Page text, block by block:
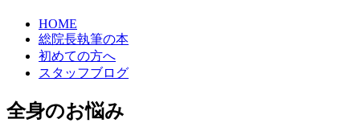
HOME
総院長執筆の本
初めての方へ
スタッフブログ
全身のお悩み